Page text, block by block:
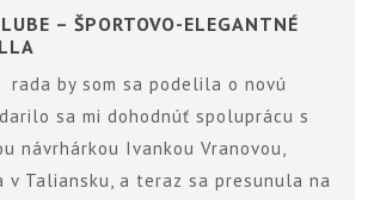
– ŠPORTOVO-ELEGANTNÉ
by som sa podelila o novú
sa mi dohodnúť spoluprácu s
návrhárkou Ivankou Vranovou,
Taliansku, a teraz sa presunula na